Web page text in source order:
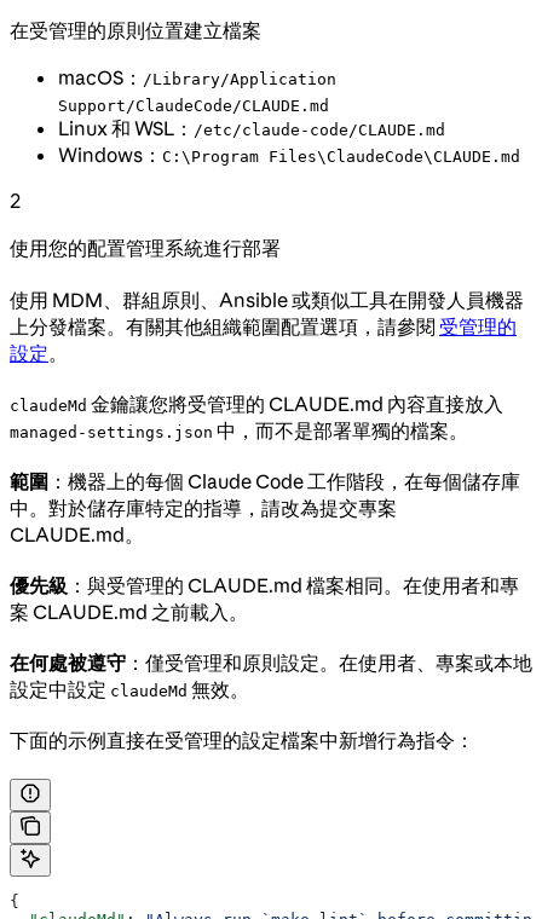
在受管理的原則位置建立檔案
macOS： /Library/Application
Support/ClaudeCode/CLAUDE.md
Linux 和 WSL： /etc/claude-code/CLAUDE.md
Windows： C:\Program Files\ClaudeCode\CLAUDE.md
2
使用您的配置管理系統進行部署
使用 MDM、群組原則、Ansible 或類似工具在開發人員機器
上分發檔案。有關其他組織範圍配置選項，請參閱 受管理的
設定。
claudeMd 金鑰讓您將受管理的 CLAUDE.md 內容直接放入
managed-settings.json 中，而不是部署單獨的檔案。
範圍 ：機器上的每個 Claude Code 工作階段，在每個儲存庫
中。對於儲存庫特定的指導，請改為提交專案
CLAUDE.md。
優先級 ：與受管理的 CLAUDE.md 檔案相同。在使用者和專
案 CLAUDE.md 之前載入。
在何處被遵守 ：僅受管理和原則設定。在使用者、專案或本地
設定中設定 claudeMd 無效。
下面的示例直接在受管理的設定檔案中新增行為指令：
{